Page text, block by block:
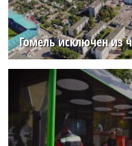
Гомель исключен из